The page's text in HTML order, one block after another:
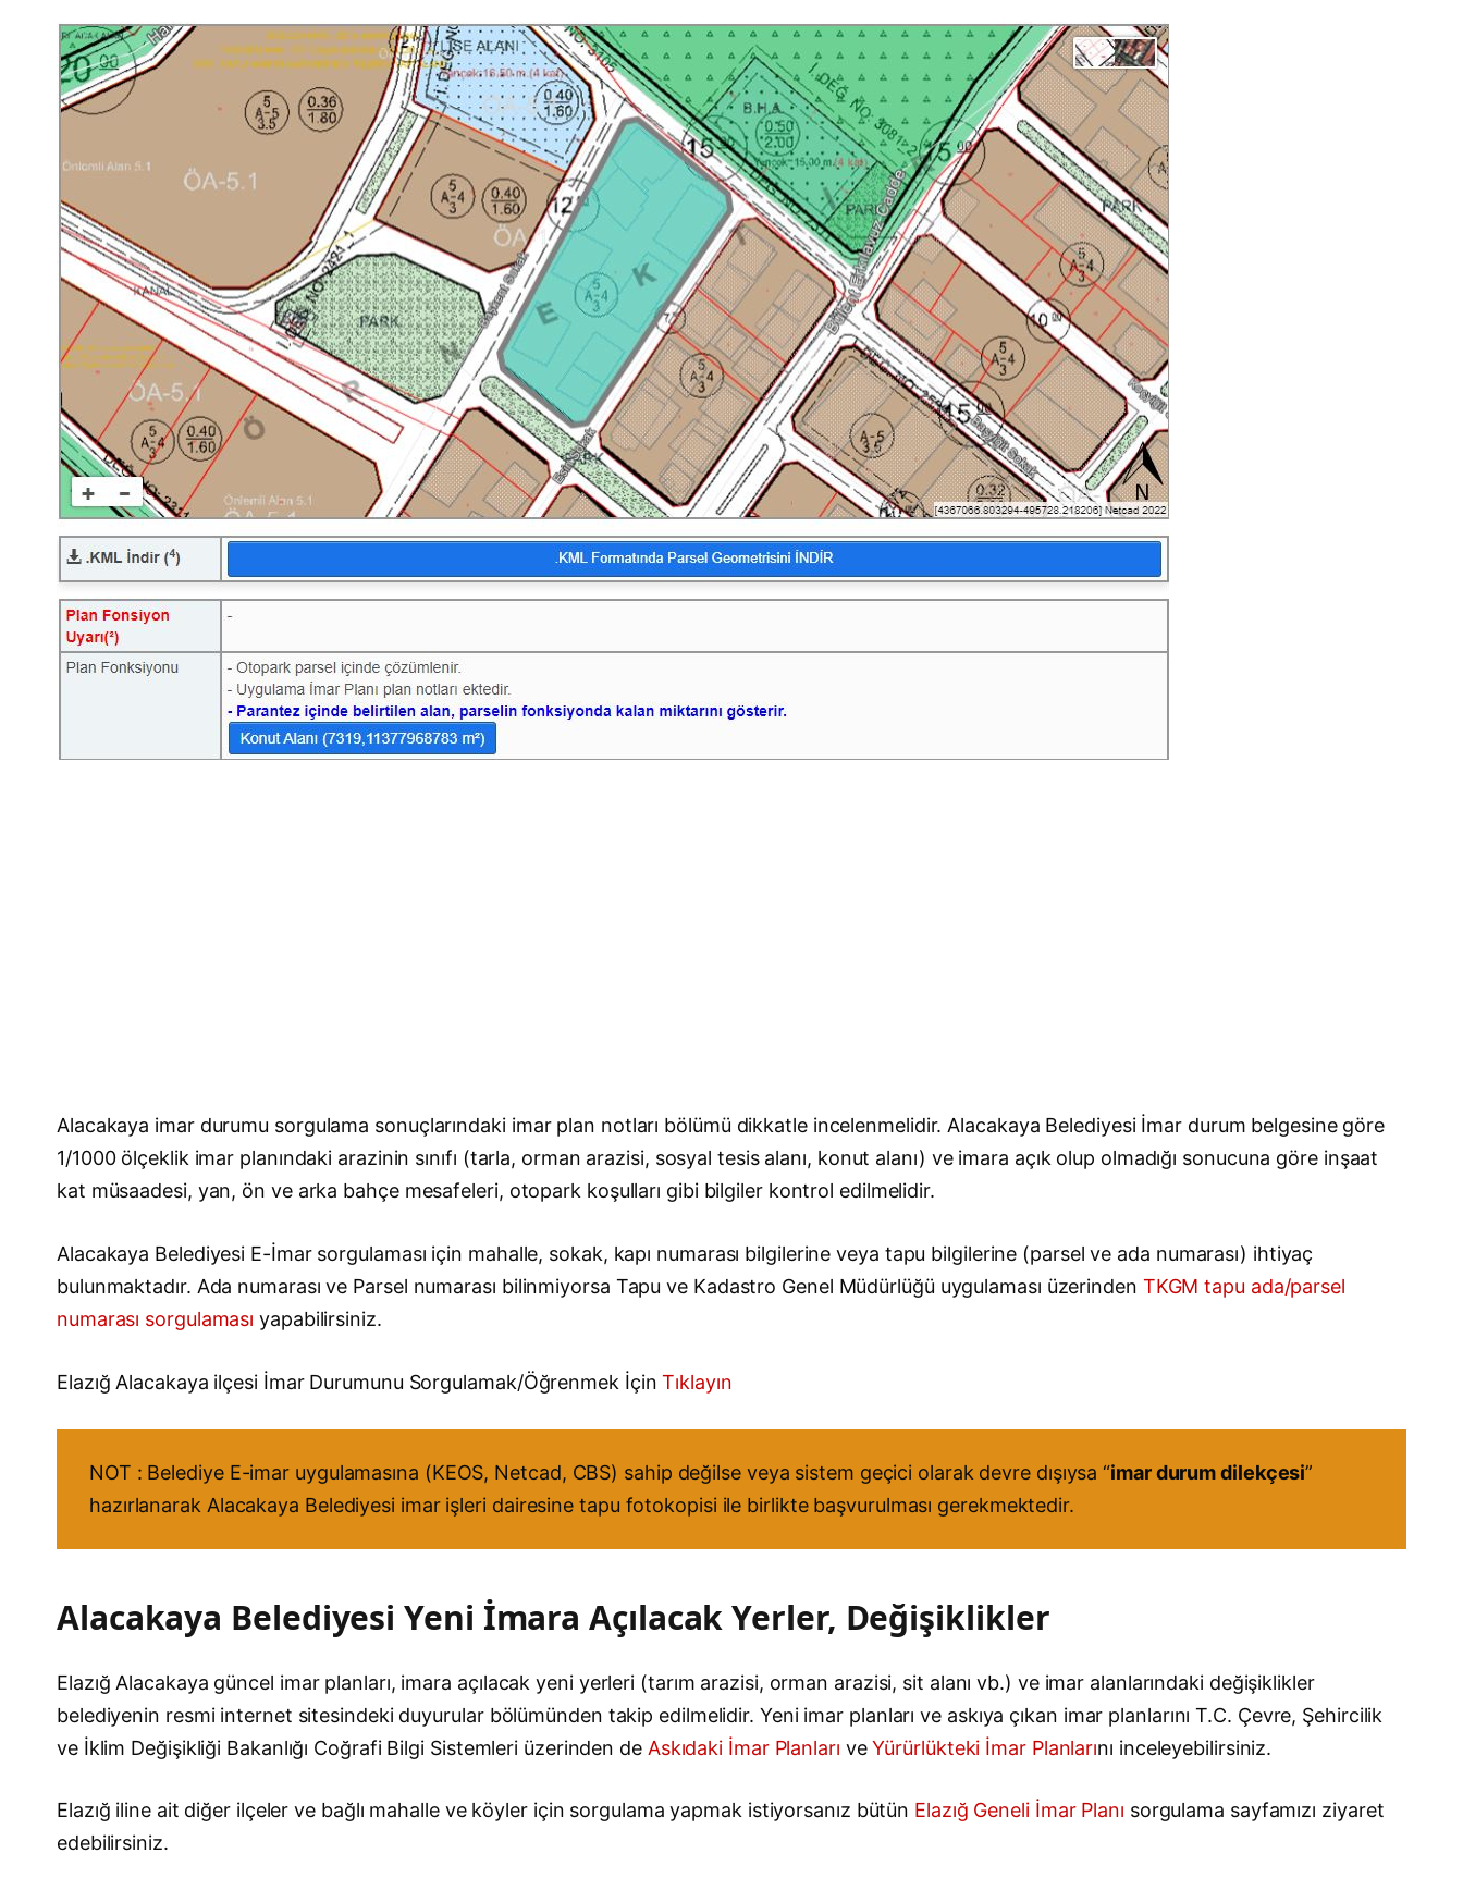
Alacakaya imar durumu sorgulama sonuçlarındaki imar plan notları bölümü dikkatle incelenmelidir. Alacakaya Belediyesi İmar durum belgesine göre
1/1000 ölçeklik imar planındaki arazinin sınıfı (tarla, orman arazisi, sosyal tesis alanı, konut alanı) ve imara açık olup olmadığı sonucuna göre inşaat
kat müsaadesi, yan, ön ve arka bahçe mesafeleri, otopark koşulları gibi bilgiler kontrol edilmelidir.
Alacakaya Belediyesi E-İmar sorgulaması için mahalle, sokak, kapı numarası bilgilerine veya tapu bilgilerine (parsel ve ada numarası) ihtiyaç
bulunmaktadır. Ada numarası ve Parsel numarası bilinmiyorsa Tapu ve Kadastro Genel Müdürlüğü uygulaması üzerinden TKGM tapu ada/parsel
numarası sorgulaması yapabilirsiniz.
Elazığ Alacakaya ilçesi İmar Durumunu Sorgulamak/Öğrenmek İçinTıklayın
NOT : Belediye E-imar uygulamasına (KEOS, Netcad, CBS) sahip değilse veya sistem geçici olarak devre dışıysa “imar durum dilekçesi”
hazırlanarak Alacakaya Belediyesi imar işleri dairesine tapu fotokopisi ile birlikte başvurulması gerekmektedir.
Alacakaya Belediyesi Yeni İmara Açılacak Yerler, Değişiklikler
Elazığ Alacakaya güncel imar planları, imara açılacak yeni yerleri (tarım arazisi, orman arazisi, sit alanı vb.) ve imar alanlarındaki değişiklikler
belediyenin resmi internet sitesindeki duyurular bölümünden takip edilmelidir. Yeni imar planları ve askıya çıkan imar planlarını T.C. Çevre, Şehircilik
ve İklim Değişikliği Bakanlığı Coğrafi Bilgi Sistemleri üzerinden de Askıdaki İmar Planları veYürürlükteki İmar Planlarını inceleyebilirsiniz.
Elazığ iline ait diğer ilçeler ve bağlı mahalle ve köyler için sorgulama yapmak istiyorsanız bütün Elazığ Geneli İmar Planı sorgulama sayfamızı ziyaret
edebilirsiniz.